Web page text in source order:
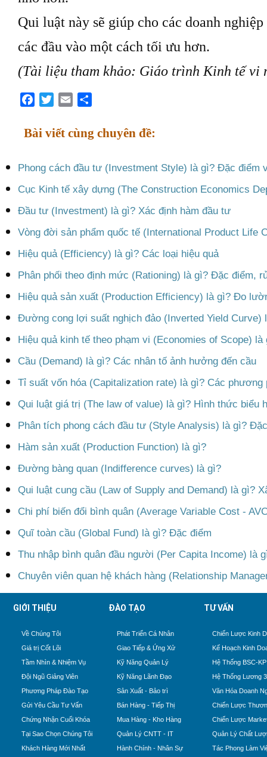
Qui luật này sẽ giúp cho các doanh
các đầu vào một cách tối ưu hơn.
(Tài liệu tham khảo: Giáo trình Kinh tế vi
Facebook
TwitterEmail
Bài viết cùng chuyên đề:
Phong cách đầu tư (Investment Style) là gì? Đặc điểm
Cục Kinh tế xây dựng (The Construction Economics
Đầu tư (Investment) là gì? Xác định hàm đầu tư
Vòng đời sản phẩm quốc tế (International Product Life
Hiệu quả (Efficiency) là gì? Các loại hiệu quả
Phân phối theo định mức (Rationing) là gì? Đặc điểm,
Hiệu quả sản xuất (Production Efficiency) là gì? Đo
Đường cong lợi suất nghịch đảo (Inverted Yield Curve)
Hiệu quả kinh tế theo phạm vi (Economies of Scope)
Cầu (Demand) là gì? Các nhân tố ảnh hưởng đến cầu
Tỉ suất vốn hóa (Capitalization rate) là gì? Các phương
Qui luật giá trị (The law of value) là gì? Hình thức biểu
Phân tích phong cách đầu tư (Style Analysis) là gì?
Hàm sản xuất (Production Function) là gì?
Đường bàng quan (Indifference curves) là gì?
Qui luật cung cầu (Law of Supply and Demand) là gì?
Chi phí biến đổi bình quân (Average Variable Cost -
Quĩ toàn cầu (Global Fund) là gì? Đặc điểm
Thu nhập bình quân đầu người (Per Capita Income) là
Chuyên viên quan hệ khách hàng (Relationship
GIỚI THIỆU
Về Chúng Tôi
Giá trị Cốt Lõi
Tầm Nhìn & Nhiệm Vụ
Đội Ngũ Giảng Viên
Phương Pháp Đào Tạo
Gửi Yêu Cầu Tư Vấn
Chứng Nhận Cuối Khóa
Tại Sao Chọn Chúng Tôi
Khách Hàng Mới Nhất
ĐÀO TẠO
Phát Triển Cá Nhân
Giao Tiếp & Ứng Xử
Kỹ Năng Quản Lý
Kỹ Năng Lãnh Đạo
Sản Xuất - Bảo trì
Bán Hàng - Tiếp Thị
Mua Hàng - Kho Hàng
Quản Lý CNTT - IT
Hành Chính - Nhân Sự
TƯ VẤN
Chiến Lược Kinh
Kế Hoạch Kinh
Hệ Thống BSC-
Hệ Thống Lương
Văn Hóa Doanh
Chiến Lược
Chiến Lược
Quản Lý Chất
Tác Phong Làm